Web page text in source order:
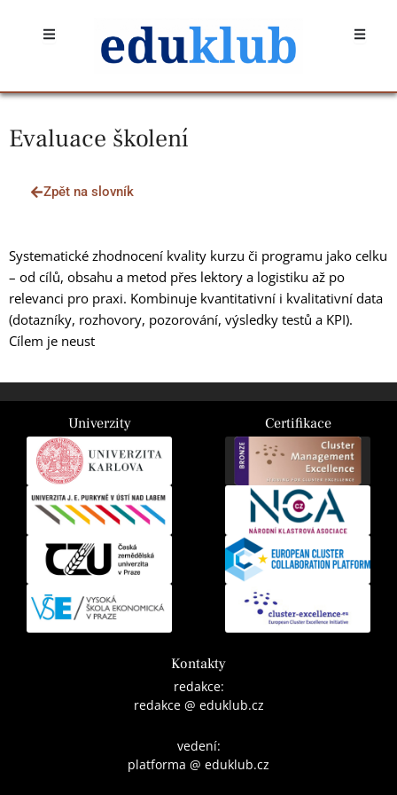
Open Open
Evaluace školení
Zpět na slovník
Systematické zhodnocení kvality kurzu či programu jako celku
– od cílů, obsahu a metod přes lektory a logistiku až po
relevanci pro praxi. Kombinuje kvantitativní i kvalitativní data
(dotazníky, rozhovory, pozorování, výsledky testů a KPI).
Cílem je neust
Univerzity Certifikace
Kontakty
redakce:
redakce @ eduklub.cz
vedení:
platforma @ eduklub.cz